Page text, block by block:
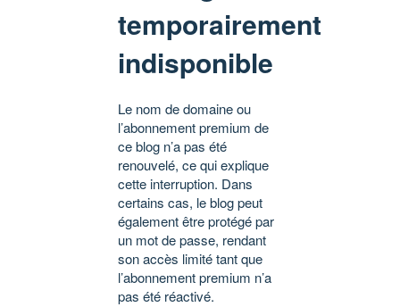
temporairement
indisponible
Le nom de domaine ou
l’abonnement premium de
ce blog n’a pas été
renouvelé, ce qui explique
cette interruption. Dans
certains cas, le blog peut
également être protégé par
un mot de passe, rendant
son accès limité tant que
l’abonnement premium n’a
pas été réactivé.